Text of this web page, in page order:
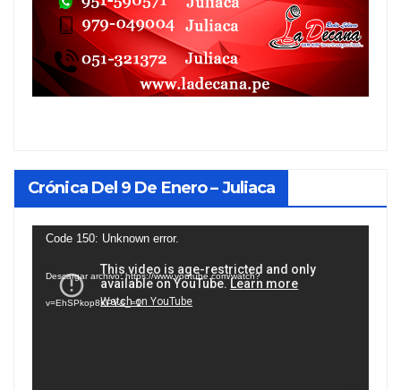
Crónica Del 9 De Enero – Juliaca
Reproductor
vídeo
Code 150: Unknown error.
Descargar archivo: https://www.youtube.com/watch?
v=EhSPkop8KPY&_=1